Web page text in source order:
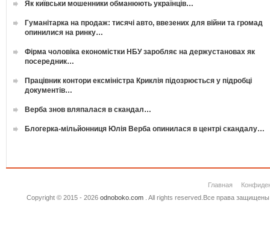
Як київськи мошенники обманюють українців…
Гуманітарка на продаж: тисячі авто, ввезених для війни та громад
опинилися на ринку…
Фірма чоловіка економістки НБУ заробляє на держустановах як
посередник…
Працівник контори ексміністра Криклія підозрюється у підробці
документів…
Верба знов вляпалася в скандал…
Блогерка-мільйонниця Юлія Верба опинилася в центрі скандалу…
Главная
Copyright © 2015 - 2026 odnoboko.com. All rights reserved.Все права защищены.